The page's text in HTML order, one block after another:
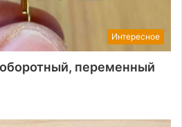
Интересное
переменный